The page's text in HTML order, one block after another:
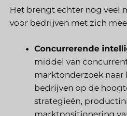
Het brengt echter nog veel
voor bedrijven met zich
Concurrerende
middel van
marktonderzoek naar
bedrijven op de
strategieën,
marktpositionering